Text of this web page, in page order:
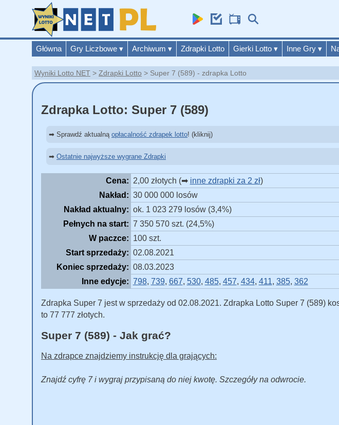
Główna Gry Liczbowe ▾ Archiwum ▾ Zdrapki Lotto Gierki Lotto ▾ Inne Gry ▾
Wyniki Lotto NET Zdrapki Lotto Super 7 (589) - zdrapka Lotto
Zdrapka Lotto: Super 7 (589)
➡ Sprawdź aktualną opłacalność zdrapek lotto! (kliknij)
➡ Ostatnie najwyższe wygrane Zdrapki
Cena: 2,00 złotych (➡ inne zdrapki za 2 zł)
Nakład: 30 000 000 losów
Nakład aktualny: ok. 1 023 279 losów (3,4%)
Pełnych na start: 7 350 570 szt. (24,5%)
W paczce: 100 szt.
Start sprzedaży: 02.08.2021
Koniec sprzedaży: 08.03.2023
Inne edycje: 798, 739, 667, 530, 485, 457, 434, 411, 385, 362
Zdrapka Super 7 jest w sprzedaży od 02.08.2021. Zdrapka Lotto Super 7 (589)
to 77 777 złotych.
Super 7 (589) - Jak grać?
Na zdrapce znajdziemy instrukcję dla grających:
Znajdź cyfrę 7 i wygraj przypisaną do niej kwotę. Szczegóły na odwrocie.